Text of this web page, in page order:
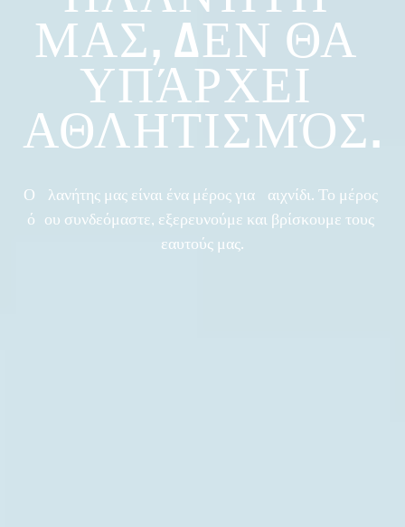
ΜΑΣ, ΔΕΝ ΘΑ
ΥΠΆΡΧΕΙ
ΑΘΛΗΤΙΣΜΌΣ.
Ο πλανήτης μας είναι ένα μέρος για παιχνίδι. Το μέρος
όπου συνδεόμαστε, εξερευνούμε και βρίσκουμε τους
εαυτούς μας.